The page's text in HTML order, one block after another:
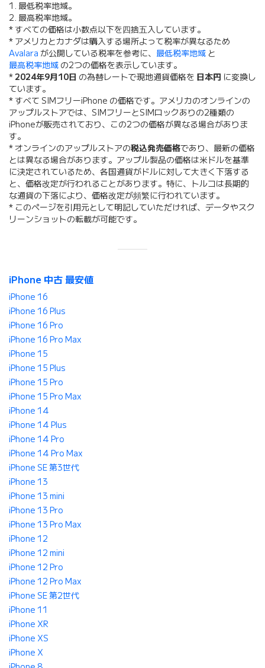
1. 最低税率地域。
2. 最高税率地域。
* すべての価格は小数点以下を四捨五入しています。
* アメリカとカナダは購入する場所よって税率が異なるため
Avalara が公開している税率を参考に、 最低税率地域 と
最高税率地域 の2つの価格を表示しています。
*2024年9月10日 の為替レートで現地通貨価格を 日本円 に変換し
ています。
* すべて SIMフリーiPhone の価格です。アメリカのオンラインの
アップルストアでは、SIMフリーとSIMロックありの2種類の
iPhoneが販売されており、この2つの価格が異なる場合がありま
す。
* オンラインのアップルストアの税込発売価格であり、最新の価格
とは異なる場合があります。アップル製品の価格は米ドルを基準
に決定されているため、各国通貨がドルに対して大きく下落する
と、価格改定が行われることがあります。特に、トルコは長期的
な通貨の下落により、価格改定が頻繁に行われています。
* このページを引用元として明記していただければ、データやスク
リーンショットの転載が可能です。
iPhone 中古 最安値
iPhone 16
iPhone 16 Plus
iPhone 16 Pro
iPhone 16 Pro Max
iPhone 15
iPhone 15 Plus
iPhone 15 Pro
iPhone 15 Pro Max
iPhone 14
iPhone 14 Plus
iPhone 14 Pro
iPhone 14 Pro Max
iPhone SE 第3世代
iPhone 13
iPhone 13 mini
iPhone 13 Pro
iPhone 13 Pro Max
iPhone 12
iPhone 12 mini
iPhone 12 Pro
iPhone 12 Pro Max
iPhone SE 第2世代
iPhone 11
iPhone XR
iPhone XS
iPhone X